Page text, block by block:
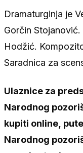
Dramaturginja je
Gorčin
Hodžić.
Saradnica za
Ulaznice za
Narodnog
kupiti online,
Narodnog